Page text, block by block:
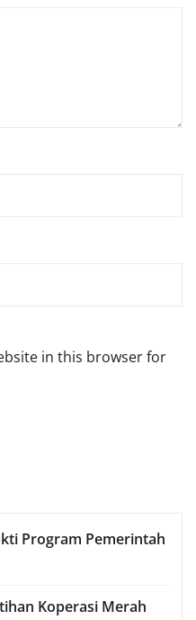
in this browser for
Program Pemerintah
Koperasi Merah